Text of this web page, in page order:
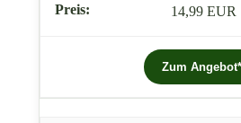
14,99 EUR
Zum Angebot*